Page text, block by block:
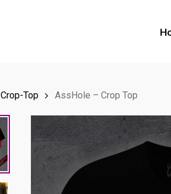
Crop-Top AssHole – Crop Top